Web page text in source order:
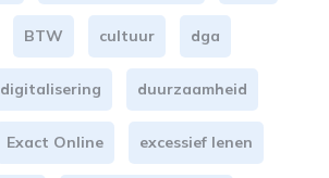
BTW cultuur dga
digitalisering duurzaamheid
Exact Online excessief lenen